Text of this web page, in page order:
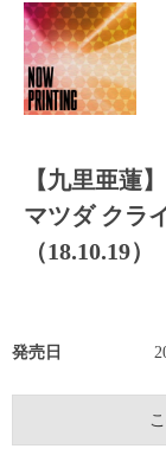
【九里亜蓮
マツダ クラ
（18.10.19）
発売日